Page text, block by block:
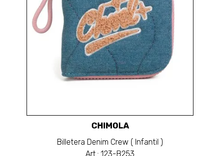
CHIMOLA
Billetera Denim Crew ( Infantil )
Art.: 123-B253